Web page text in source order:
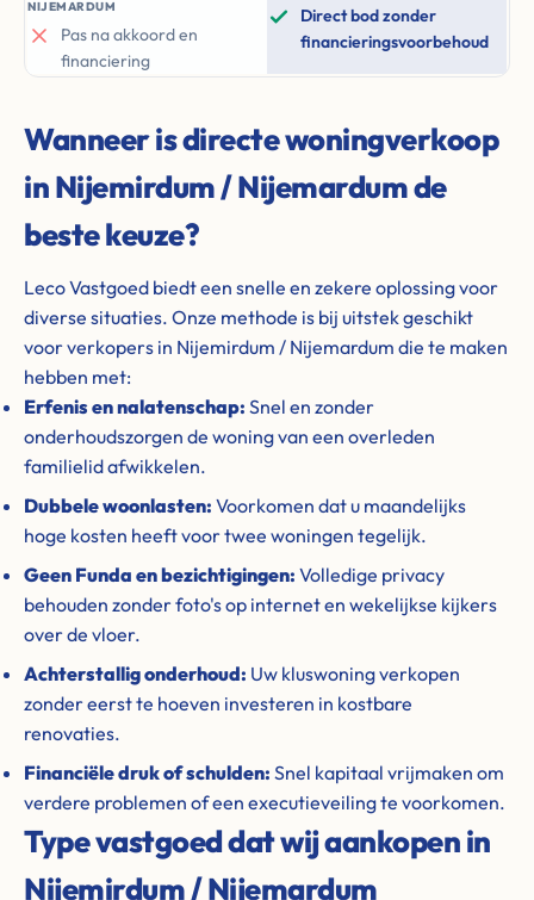
NIJEMARDUM
Pas na akkoord en
financiering
Direct bod zonder
financieringsvoorbehoud
Wanneer is directe woningverkoop
in Nijemirdum / Nijemardum de
beste keuze?
Leco Vastgoed biedt een snelle en zekere oplossing voor
diverse situaties. Onze methode is bij uitstek geschikt
voor verkopers in Nijemirdum / Nijemardum die te maken
hebben met:
Erfenis en nalatenschap: Snel en zonder
onderhoudszorgen de woning van een overleden
familielid afwikkelen.
Dubbele woonlasten: Voorkomen dat u maandelijks
hoge kosten heeft voor twee woningen tegelijk.
Geen Funda en bezichtigingen: Volledige privacy
behouden zonder foto's op internet en wekelijkse kijkers
over de vloer.
Achterstallig onderhoud: Uw kluswoning verkopen
zonder eerst te hoeven investeren in kostbare
renovaties.
Financiële druk of schulden: Snel kapitaal vrijmaken om
verdere problemen of een executieveiling te voorkomen.
Type vastgoed dat wij aankopen in
Nijemirdum / Nijemardum